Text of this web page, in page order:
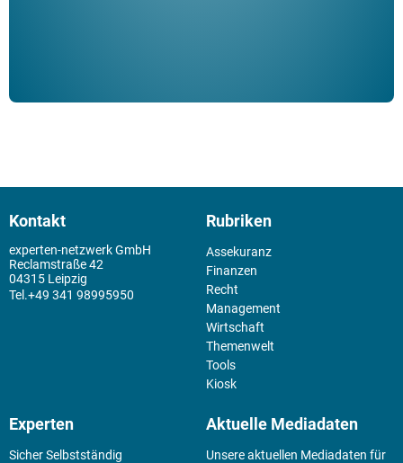
Kontakt
experten-netzwerk GmbH
Reclamstraße 42
04315 Leipzig
+49 341 98995950
Rubriken
Assekuranz
Finanzen
Recht
Management
Wirtschaft
Themenwelt
Tools
Kiosk
Experten
Sicher Selbstständig
Aktuelle Mediadaten
Unsere aktuellen Mediadaten für